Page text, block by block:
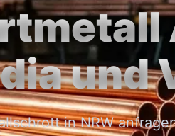
und
in NRW